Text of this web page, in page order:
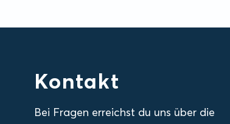
Kontakt
Bei Fragen erreichst du uns über die